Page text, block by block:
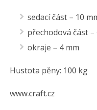
sedací část – 10
přechodová část –
okraje – 4 mm
Hustota pěny: 100 kg
www.craft.cz